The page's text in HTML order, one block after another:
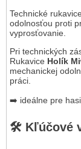
Technické
odolnosťou proti
vyprosťovanie.
Pri technických
Rukavice Holík
mechanickej
práci.
➡️ ideálne pre
🛠️ Kľúčové